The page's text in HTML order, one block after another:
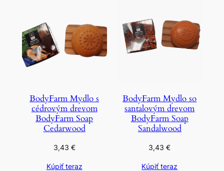
BodyFarm Mydlo s
cédrovým drevom
BodyFarm Soap
Cedarwood
3,43 €
Kúpiť teraz
BodyFarm Mydlo so
santalovým drevom
BodyFarm Soap
Sandalwood
3,43€
Kúpiť teraz